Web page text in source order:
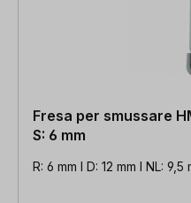
Fresa per smussare
S: 6 mm
R: 6 mm l D: 12 mm l NL: 9,5